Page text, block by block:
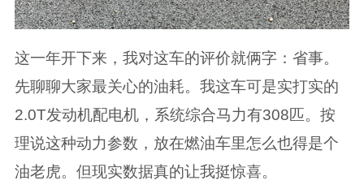
这一年开下来，我对这车的评价就俩字：省事。
先聊聊大家最关心的油耗。我这车可是实打实的
2.0T发动机配电机，系统综合马力有308匹。按
理说这种动力参数，放在燃油车里怎么也得是个
油老虎。但现实数据真的让我挺惊喜。